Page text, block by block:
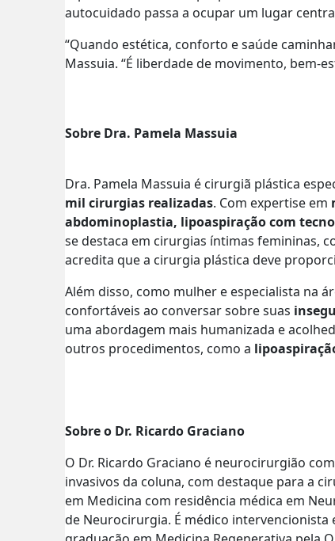
autocuidado passa a ocupar um lugar
“Quando estética, conforto e saúde
Massuia. “É liberdade de movimento, bem-
Sobre Dra. Pamela Massuia
Dra. Pamela Massuia é cirurgiã plástica
mil cirurgias realizadas. Com expertise em
abdominoplastia, lipoaspiração com
se destaca em cirurgias íntimas femininas,
acredita que a cirurgia plástica deve
Além disso, como mulher e especialista na
confortáveis ao conversar sobre suas
uma abordagem mais humanizada e
outros procedimentos, como a
Sobre o Dr. Ricardo Graciano
O Dr. Ricardo Graciano é neurocirurgião
invasivos da coluna, com destaque para a
em Medicina com residência médica em
de Neurocirurgia. É médico